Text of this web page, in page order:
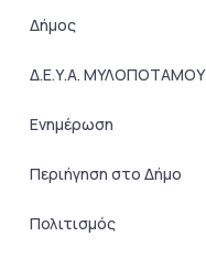
Δήμος
Δ.Ε.Υ.Α. ΜΥΛΟΠΟΤΑΜΟΥ
Ενημέρωση
Περιήγηση στο Δήμο
Πολιτισμός